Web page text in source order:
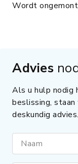
Wordt
Advies
Als u hulp nodig
beslissing,
deskundig advies.
Naam